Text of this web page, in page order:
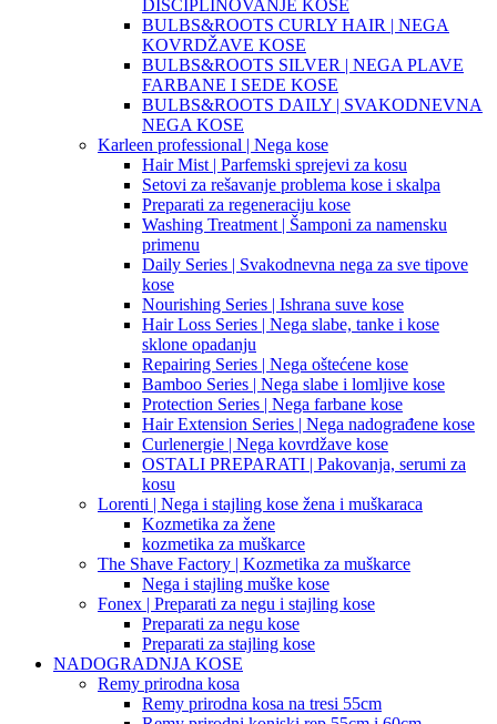
DISCIPLINOVANJE KOSE
BULBS&ROOTS CURLY HAIR | NEGA
KOVRDŽAVE KOSE
BULBS&ROOTS SILVER | NEGA PLAVE
FARBANE I SEDE KOSE
BULBS&ROOTS DAILY | SVAKODNEVNA
NEGA KOSE
Karleen professional | Nega kose
Hair Mist | Parfemski sprejevi za kosu
Setovi za rešavanje problema kose i skalpa
Preparati za regeneraciju kose
Washing Treatment | Šamponi za namensku
primenu
Daily Series | Svakodnevna nega za sve tipove
kose
Nourishing Series | Ishrana suve kose
Hair Loss Series | Nega slabe, tanke i kose
sklone opadanju
Repairing Series | Nega oštećene kose
Bamboo Series | Nega slabe i lomljive kose
Protection Series | Nega farbane kose
Hair Extension Series | Nega nadograđene kose
Curlenergie | Nega kovrdžave kose
OSTALI PREPARATI | Pakovanja, serumi za
kosu
Lorenti | Nega i stajling kose žena i muškaraca
Kozmetika za žene
kozmetika za muškarce
The Shave Factory | Kozmetika za muškarce
Nega i stajling muške kose
Fonex | Preparati za negu i stajling kose
Preparati za negu kose
Preparati za stajling kose
NADOGRADNJA KOSE
Remy prirodna kosa
Remy prirodna kosa na tresi 55cm